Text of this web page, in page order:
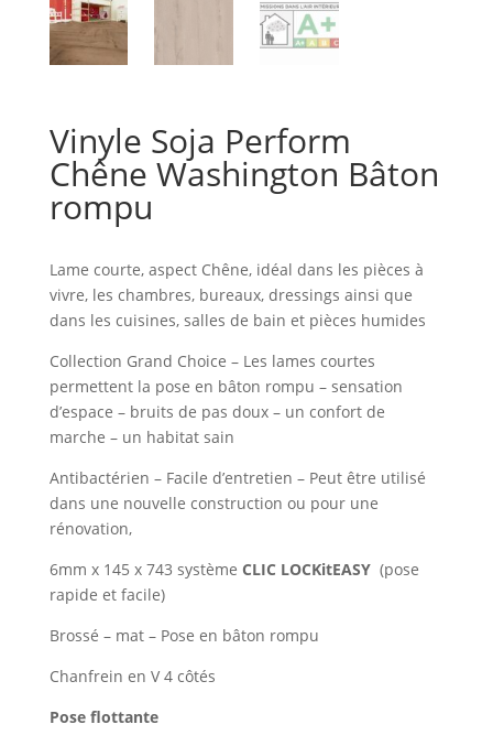
Vinyle Soja Perform
Chêne Washington Bâton
rompu
Lame courte, aspect Chêne, idéal dans les pièces à
vivre, les chambres, bureaux, dressings ainsi que
dans les cuisines, salles de bain et pièces humides
Collection Grand Choice – Les lames courtes
permettent la pose en bâton rompu – sensation
d’espace – bruits de pas doux – un confort de
marche – un habitat sain
Antibactérien – Facile d’entretien – Peut être utilisé
dans une nouvelle construction ou pour une
rénovation,
6mm x 145 x 743 système CLIC LOCKitEASY(pose
rapide et facile)
Brossé – mat – Pose en bâton rompu
Chanfrein en V 4 côtés
Pose flottante